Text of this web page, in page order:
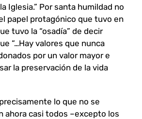
Iglesia.” Por santa humildad no
papel protagónico que tuvo en
tuvo la “osadía” de decir
“…Hay valores que nunca
por un valor mayor e
la preservación de la vida
lo que no se
ahora casi todos –excepto los